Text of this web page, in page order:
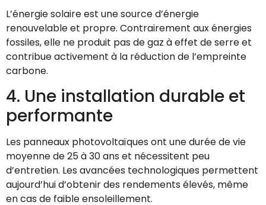
L’énergie solaire est une source d’énergie
renouvelable et propre. Contrairement aux énergies
fossiles, elle ne produit pas de gaz à effet de serre et
contribue activement à la réduction de l’empreinte
carbone.
4. Une installation durable et
performante
Les panneaux photovoltaïques ont une durée de vie
moyenne de 25 à 30 ans et nécessitent peu
d’entretien. Les avancées technologiques permettent
aujourd’hui d’obtenir des rendements élevés, même
en cas de faible ensoleillement.